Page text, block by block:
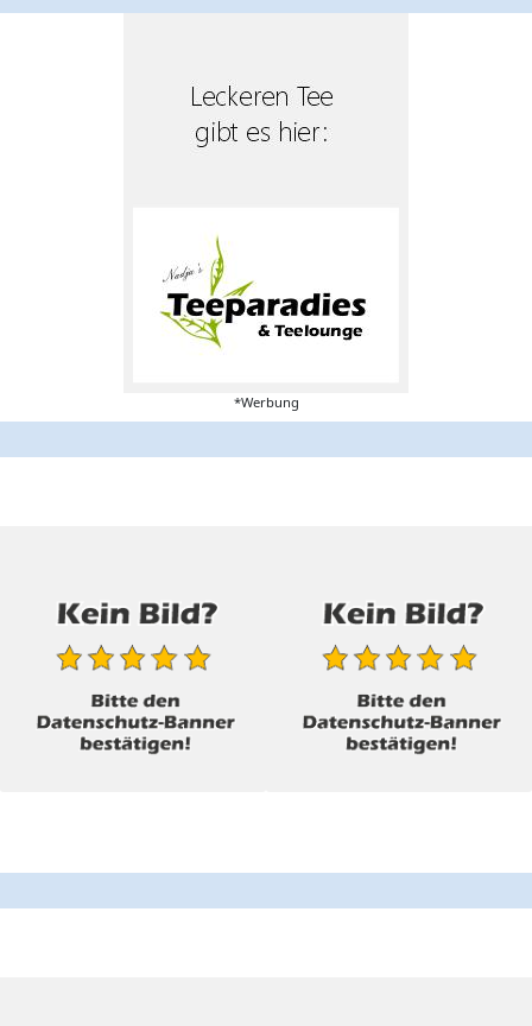
*Werbung